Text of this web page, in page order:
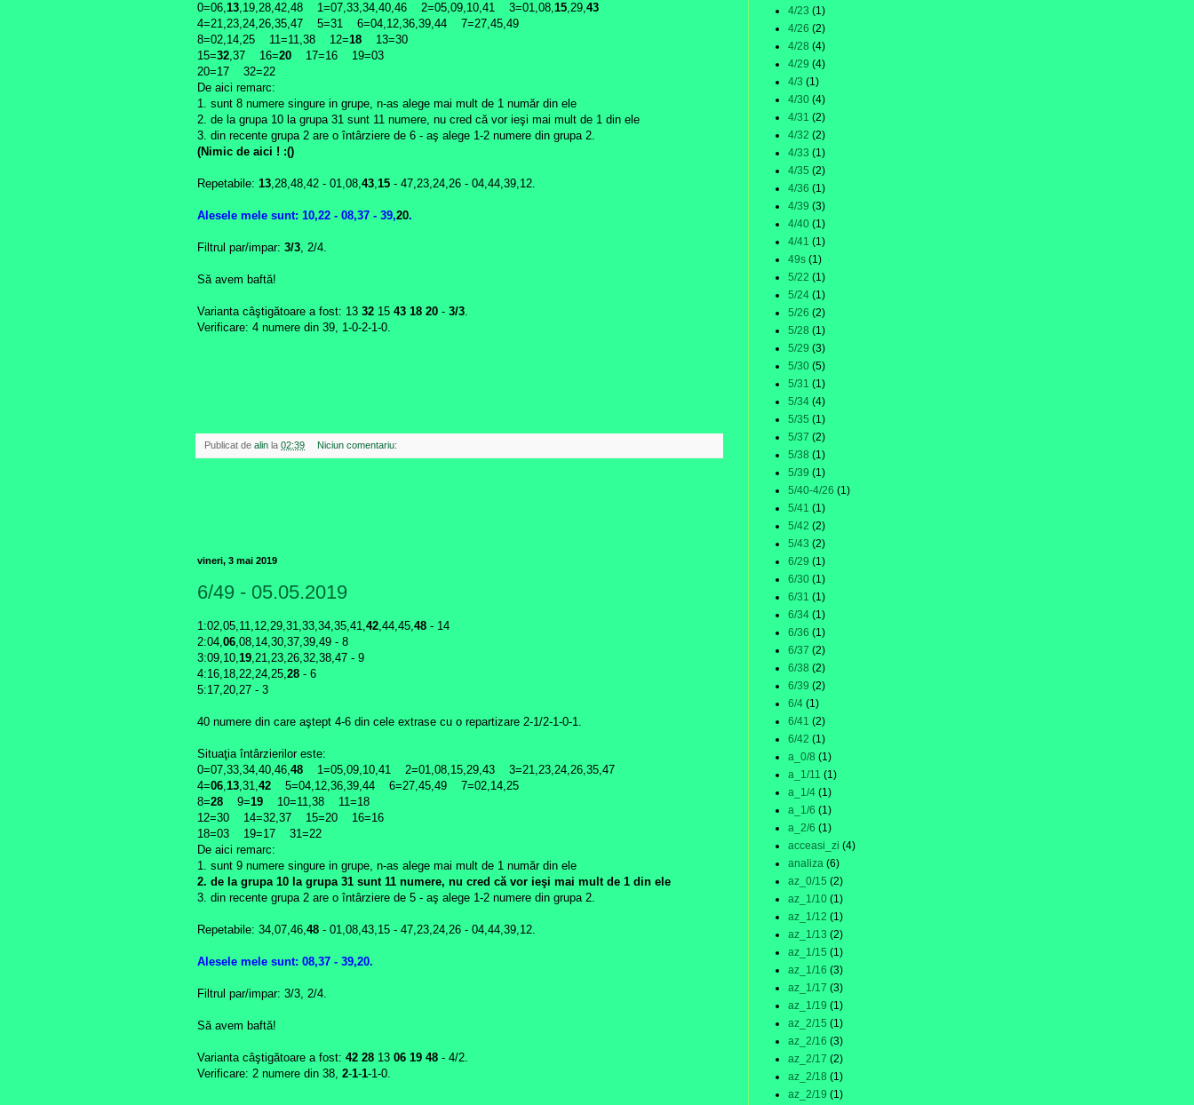
0=06,13,19,28,42,48 1=07,33,34,40,46 2=05,09,10,41 3=01,08,15,29,43
4=21,23,24,26,35,47 5=31 6=04,12,36,39,44 7=27,45,49
8=02,14,25 11=11,38 12=18 13=30
15=32,37 16=20 17=16 19=03
20=17 32=22
De aici remarc:
1. sunt 8 numere singure in grupe, n-as alege mai mult de 1 număr din ele
2. de la grupa 10 la grupa 31 sunt 11 numere, nu cred că vor ieşi mai mult de 1 din ele
3. din recente grupa 2 are o întârziere de 6 - aş alege 1-2 numere din grupa 2.
(Nimic de aici ! :()
Repetabile: 13,28,48,42 - 01,08,43,15 - 47,23,24,26 - 04,44,39,12.
Alesele mele sunt: 10,22 - 08,37 - 39,20.
Filtrul par/impar: 3/3, 2/4.
Să avem baftă!
Varianta câştigătoare a fost: 13 32 15 43 18 20 - 3/3.
Verificare: 4 numere din 39, 1-0-2-1-0.
Publicat de alin la 02:39 Niciun comentariu:
vineri, 3 mai 2019
6/49 - 05.05.2019
1:02,05,11,12,29,31,33,34,35,41,42,44,45,48 - 14
2:04,06,08,14,30,37,39,49 - 8
3:09,10,19,21,23,26,32,38,47 - 9
4:16,18,22,24,25,28 - 6
5:17,20,27 - 3
40 numere din care aştept 4-6 din cele extrase cu o repartizare 2-1/2-1-0-1.
Situaţia întârzierilor este:
0=07,33,34,40,46,48 1=05,09,10,41 2=01,08,15,29,43 3=21,23,24,26,35,47
4=06,13,31,42 5=04,12,36,39,44 6=27,45,49 7=02,14,25
8=28 9=19 10=11,38 11=18
12=30 14=32,37 15=20 16=16
18=03 19=17 31=22
De aici remarc:
1. sunt 9 numere singure in grupe, n-as alege mai mult de 1 număr din ele
2. de la grupa 10 la grupa 31 sunt 11 numere, nu cred că vor ieşi mai mult de 1 din ele
3. din recente grupa 2 are o întârziere de 5 - aş alege 1-2 numere din grupa 2.
Repetabile: 34,07,46,48 - 01,08,43,15 - 47,23,24,26 - 04,44,39,12.
Alesele mele sunt: 08,37 - 39,20.
Filtrul par/impar: 3/3, 2/4.
Să avem baftă!
Varianta câştigătoare a fost: 42 28 13 06 19 48 - 4/2.
Verificare: 2 numere din 38, 2-1-1-1-0.
4/23 (1)
4/26 (2)
4/28 (4)
4/29 (4)
4/3 (1)
4/30 (4)
4/31 (2)
4/32 (2)
4/33 (1)
4/35 (2)
4/36 (1)
4/39 (3)
4/40 (1)
4/41 (1)
49s (1)
5/22 (1)
5/24 (1)
5/26 (2)
5/28 (1)
5/29 (3)
5/30 (5)
5/31 (1)
5/34 (4)
5/35 (1)
5/37 (2)
5/38 (1)
5/39 (1)
5/40-4/26 (1)
5/41 (1)
5/42 (2)
5/43 (2)
6/29 (1)
6/30 (1)
6/31 (1)
6/34 (1)
6/36 (1)
6/37 (2)
6/38 (2)
6/39 (2)
6/4 (1)
6/41 (2)
6/42 (1)
a_0/8 (1)
a_1/11 (1)
a_1/4 (1)
a_1/6 (1)
a_2/6 (1)
acceasi_zi (4)
analiza (6)
az_0/15 (2)
az_1/10 (1)
az_1/12 (1)
az_1/13 (2)
az_1/15 (1)
az_1/16 (3)
az_1/17 (3)
az_1/19 (1)
az_2/15 (1)
az_2/16 (3)
az_2/17 (2)
az_2/18 (1)
az_2/19 (1)